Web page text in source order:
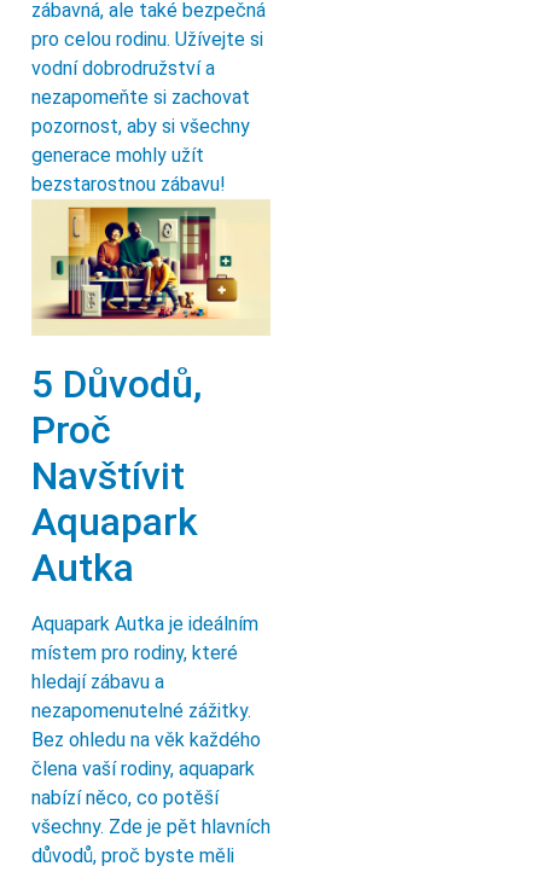
zábavná, ale také bezpečná
pro celou rodinu. Užívejte si
vodní dobrodružství a
nezapomeňte si zachovat
pozornost, aby si všechny
generace mohly užít
bezstarostnou zábavu!
5 Důvodů,
Proč
Navštívit
Aquapark
Autka
Aquapark Autka je ideálním
místem pro rodiny, které
hledají zábavu a
nezapomenutelné zážitky.
Bez ohledu na věk každého
člena vaší rodiny, aquapark
nabízí něco, co potěší
všechny. Zde je pět hlavních
důvodů, proč byste měli